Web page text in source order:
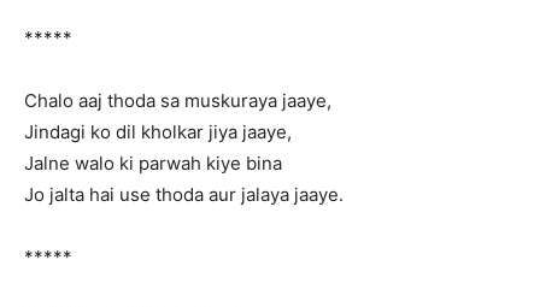
*****
Chalo aaj thoda sa muskuraya jaaye,
Jindagi ko dil kholkar jiya jaaye,
Jalne walo ki parwah kiye bina
Jo jalta hai use thoda aur jalaya jaaye.
*****